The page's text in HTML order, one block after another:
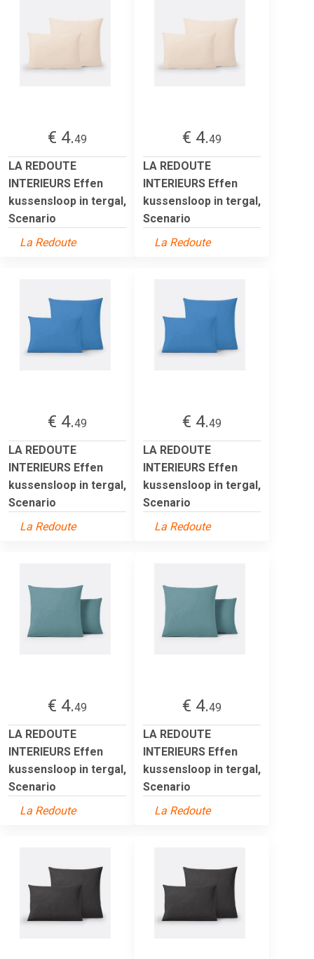
€ 4.49
LA REDOUTE
INTERIEURS Effen
kussensloop in tergal,
Scenario
La Redoute
€ 4.49
LA REDOUTE
INTERIEURS Effen
kussensloop in tergal,
Scenario
La Redoute
€ 4.49
LA REDOUTE
INTERIEURS Effen
kussensloop in tergal,
Scenario
La Redoute
€ 4.49
LA REDOUTE
INTERIEURS Effen
kussensloop in tergal,
Scenario
La Redoute
€ 4.49
LA REDOUTE
INTERIEURS Effen
kussensloop in tergal,
Scenario
La Redoute
€ 4.49
LA REDOUTE
INTERIEURS Effen
kussensloop in tergal,
Scenario
La Redoute